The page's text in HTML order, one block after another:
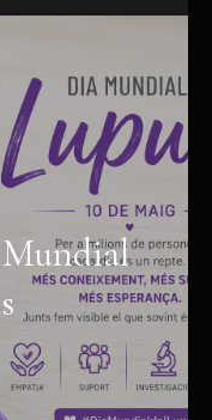
Mundial